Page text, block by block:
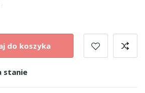
do koszyka
stanie